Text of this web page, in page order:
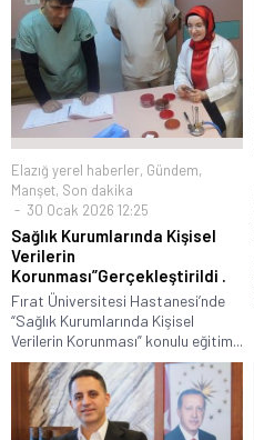
Elazığ yerel haberler, Gündem,
Manşet, Son dakika
30 Ocak 2026 12:25
Sağlık Kurumlarında Kişisel
Verilerin
Korunması”Gerçekleştirildi .
Fırat Üniversitesi Hastanesi’nde
“Sağlık Kurumlarında Kişisel
Verilerin Korunması” konulu eğitim...